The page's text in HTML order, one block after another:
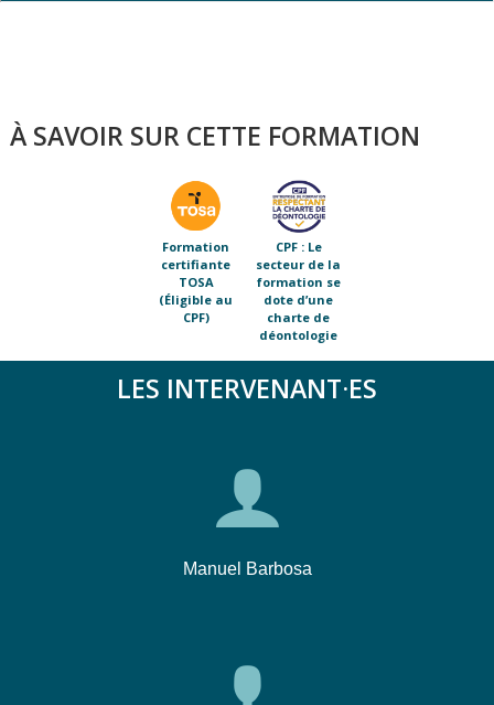
À SAVOIR SUR CETTE FORMATION
Formation
certifiante
TOSA
(Éligible au
CPF)
CPF : Le
secteur de la
formation se
dote d’une
charte de
déontologie
LES INTERVENANT·ES
Manuel Barbosa